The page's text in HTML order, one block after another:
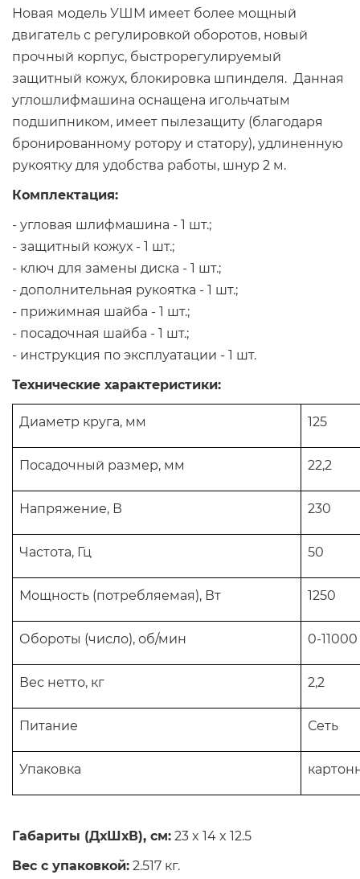
Новая модель УШМ имеет более мощный
двигатель с регулировкой оборотов, новый
прочный корпус, быстрорегулируемый
защитный кожух, блокировка шпинделя. Данная
углошлифмашина оснащена игольчатым
подшипником, имеет пылезащиту (благодаря
бронированному ротору и статору), удлиненную
рукоятку для удобства работы, шнур 2 м.
Комплектация:
- угловая шлифмашина - 1 шт.;
- защитный кожух - 1 шт.;
- ключ для замены диска - 1 шт.;
- дополнительная рукоятка - 1 шт.;
- прижимная шайба - 1 шт.;
- посадочная шайба - 1 шт.;
- инструкция по эксплуатации - 1 шт.
Технические характеристики:
Диаметр круга, мм 125
Посадочный размер, мм 22,2
Напряжение, В 230
Частота, Гц 50
Мощность (потребляемая), Вт 1250
Обороты (число), об/мин 0-11000
Вес нетто, кг 2,2
Питание Сеть
Упаковка
Габариты (ДхШхВ), см: 23 x 14 x 12.5
Вес с упаковкой: 2.517 кг.